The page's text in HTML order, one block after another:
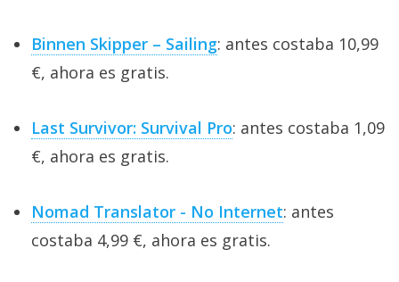
Binnen Skipper – Sailing: antes costaba 10,99
€, ahora es gratis.
Last Survivor: Survival Pro: antes costaba 1,09
€, ahora es gratis.
Nomad Translator - No Internet: antes
costaba 4,99 €, ahora es gratis.